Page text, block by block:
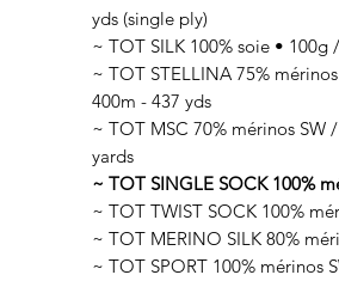
yds (single ply)
~ TOT SILK 100% soie • 100g
~ TOT STELLINA 75%
400m - 437 yds
~ TOT MSC 70% mérinos SW
yards
~ TOT SINGLE SOCK 100%
~ TOT TWIST SOCK 100%
~ TOT MERINO SILK 80%
~ TOT SPORT 100% mérinos